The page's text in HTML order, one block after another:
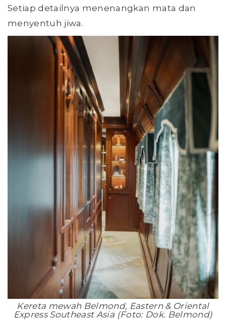
Setiap detailnya menenangkan mata dan
menyentuh jiwa.
Kereta mewah Belmond, Eastern & Oriental
Express Southeast Asia (Foto: Dok. Belmond)